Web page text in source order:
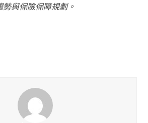
勢與保險保障規劃。